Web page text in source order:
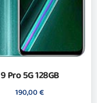
9 Pro 5G 128GB
190,00€